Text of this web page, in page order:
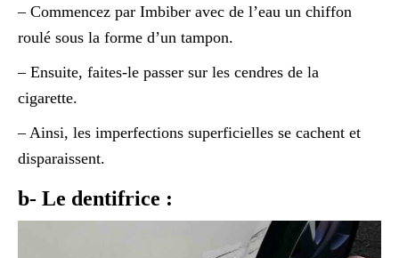
– Commencez par Imbiber avec de l’eau un chiffon
roulé sous la forme d’un tampon.
– Ensuite, faites-le passer sur les cendres de la
cigarette.
– Ainsi, les imperfections superficielles se cachent et
disparaissent.
b- Le dentifrice :